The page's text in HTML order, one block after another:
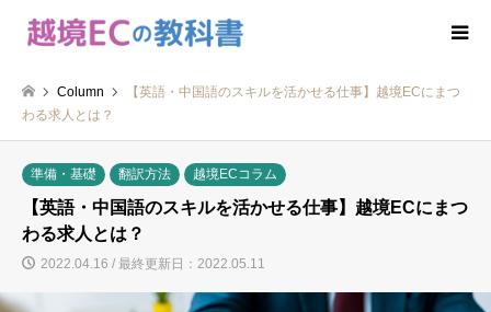
Column
【英語・中国語のスキルを活かせる仕事】越境ECにまつ
わる求人とは？
準備・基礎 翻訳方法 越境ECコラム
【英語・中国語のスキルを活かせる仕事】越境ECにまつ
わる求人とは？
2022.04.16 / 最終更新日：2022.05.11